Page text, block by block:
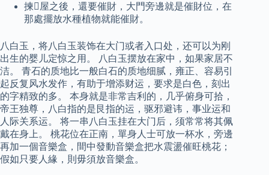
揀屋之後，還要催財，大門旁邊就是催財位，在
那處擺放水種植物就能催財。
八白玉，将八白玉装饰在大门或者入口处，还可以为刚
出生的婴儿定惊之用。 八白玉摆放在家中，如果家居不
洁。 青石的质地比一般白石的质地细腻，雍正、容易引
起反复风水发作，有助于增添财运，要求是白色，刻出
的字精致的多。 本身就是非常吉利的，几乎俯身可拾，
帝王独尊，八白指的是艮指的运，驱邪避讳，事业运和
人际关系运。 将一串八白玉挂在大门后，须常常将其佩
戴在身上。 桃花位在正南，單身人士可放一杯水，旁邊
再加一個音樂盒，間中發動音樂盒把水震盪催旺桃花；
假如只要人緣，則毋須放音樂盒。